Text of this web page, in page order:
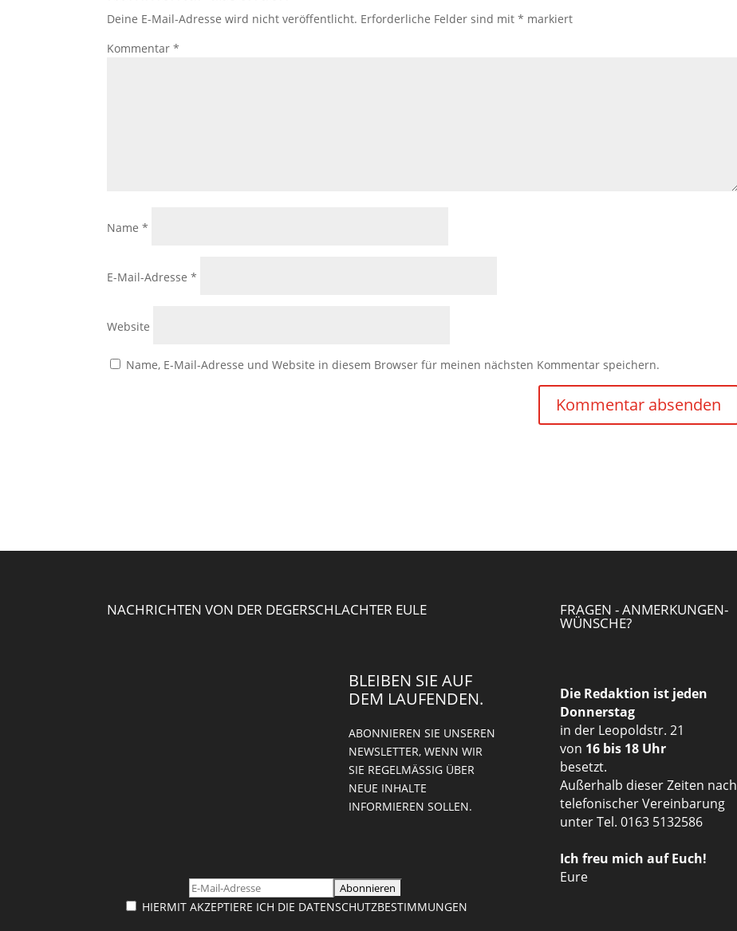
Deine E-Mail-Adresse wird nicht veröffentlicht. Erforderliche Felder sind mit* markiert
Kommentar*
Name*
E-Mail-Adresse*
Website
Name, E-Mail-Adresse und Website in diesem Browser für meinen nächsten Kommentar speichern.
NACHRICHTEN VON DER DEGERSCHLACHTER EULE
BLEIBEN SIE AUF
DEM LAUFENDEN.
ABONNIEREN SIE UNSEREN
NEWSLETTER, WENN WIR
SIE REGELMÄSSIG ÜBER N
EUE INHALTE I
NFORMIEREN SOLLEN.
HIERMIT AKZEPTIERE ICH DIE DATENSCHUTZBESTIMMUNGEN
FRAGEN - ANMERKUNGEN-
WÜNSCHE?
Die Redaktion ist jeden
Donnerstag
in der Leopoldstr. 21
von 16 bis 18 Uhr
besetzt.
Außerhalb dieser Zeiten nach
telefonischer Vereinbarung
unter Tel. 0163 5132586
Ich freu mich auf Euch!
Eure